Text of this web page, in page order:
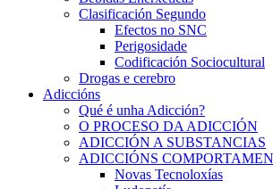
Clasificación Segundo
Efectos no SNC
Perigosidade
Codificación Sociocultural
Drogas e cerebro
Adiccións
Qué é unha Adicción?
O PROCESO DA ADICCIÓN
ADICCIÓN A SUBSTANCIAS
ADICCIÓNS
Novas Tecnoloxías